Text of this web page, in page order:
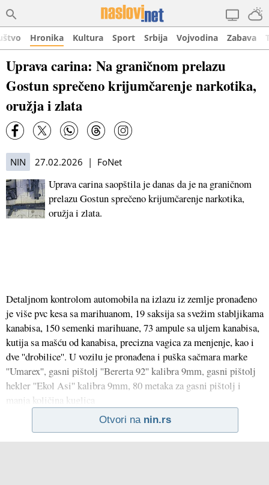
Hronika Kultura Sport Srbija Vojvodina Zabava
Uprava carina: Na graničnom prelazu
Gostun sprečeno krijumčarenje narkotika,
oružja i zlata
NIN 27.02.2026 | FoNet
Uprava carina saopštila je danas da je na graničnom
prelazu Gostun sprečeno krijumčarenje narkotika,
oružja i zlata.
Detaljnom kontrolom automobila na izlazu iz zemlje pronađeno
je više pvc kesa sa marihuanom, 19 saksija sa svežim stabljikama
kanabisa, 150 semenki marihuane, 73 ampule sa uljem kanabisa,
kutija sa mašću od kanabisa, precizna vagica za menjenje, kao i
dve ''drobilice''. U vozilu je pronađena i puška sačmara marke
''Umarex'', gasni pištolj ''Bererta 92'' kalibra 9mm, gasni pištolj
hekler ''Ekol Asi'' kalibra 9mm, 80 metaka za gasni pištolj i
manja količina kuglica
Otvori na nin.rs